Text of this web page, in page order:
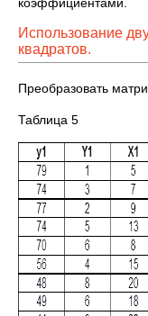
Использование
квадратов.
Преобразовать
Таблица 5